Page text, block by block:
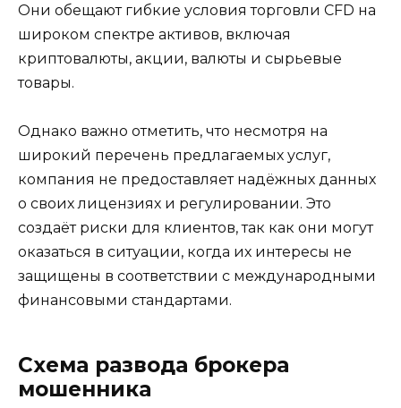
Они обещают гибкие условия торговли CFD на
широком спектре активов, включая
криптовалюты, акции, валюты и сырьевые
товары.
Однако важно отметить, что несмотря на
широкий перечень предлагаемых услуг,
компания не предоставляет надёжных данных
о своих лицензиях и регулировании. Это
создаёт риски для клиентов, так как они могут
оказаться в ситуации, когда их интересы не
защищены в соответствии с международными
финансовыми стандартами.
Схема развода брокера
мошенника